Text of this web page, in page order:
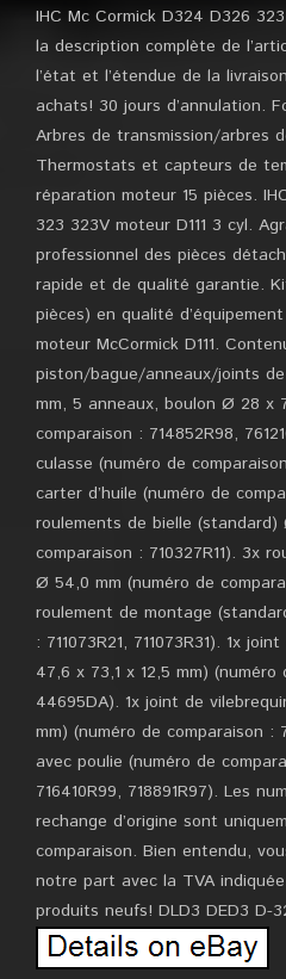
IHC Mc Cormick D324 D326
la description complète de
l’état et l’étendue de la
achats! 30 jours d’annulation.
Arbres de transmission/arbres
Thermostats et capteurs de
réparation moteur 15 pièces.
323 323V moteur D111 3 cyl.
professionnel des pièces
rapide et de qualité garantie.
pièces) en qualité
moteur McCormick D111.
piston/bague/anneaux/joints
mm, 5 anneaux, boulon Ø 28 x
comparaison : 714852R98,
culasse (numéro de
carter d’huile (numéro de
roulements de bielle
comparaison : 710327R11). 3x
Ø 54,0 mm (numéro de
roulement de montage
: 711073R21, 711073R31). 1x
47,6 x 73,1 x 12,5 mm) (numéro
44695DA). 1x joint de
mm) (numéro de comparaison :
avec poulie (numéro de
716410R99, 718891R97). Les
rechange d’origine sont
comparaison. Bien entendu,
notre part avec la TVA
produits neufs! DLD3 DED3 D-